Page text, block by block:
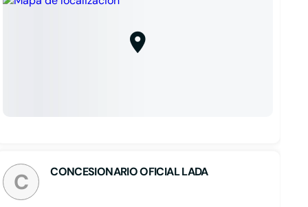
C CONCESIONARIO OFICIAL LADA